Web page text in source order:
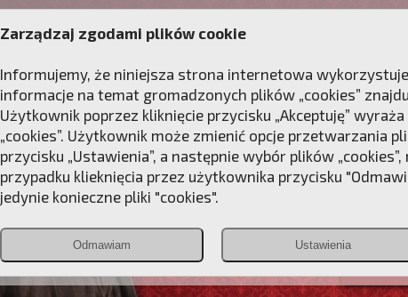
PATRON KAMPANIE DLA DUSZY
Zarządzaj zgodami plików cookie
Informujemy, że niniejsza strona internetowa wykorzystuje
informacje na temat gromadzonych plików „cookies”
Użytkownik poprzez kliknięcie przycisku „Akceptuję”
„cookies”. Użytkownik może zmienić opcje przetwarzania
przycisku „Ustawienia”, a następnie wybór plików
przypadku klieknięcia przez użytkownika przycisku
jedynie konieczne pliki "cookies".
Odmawiam Ustawienia